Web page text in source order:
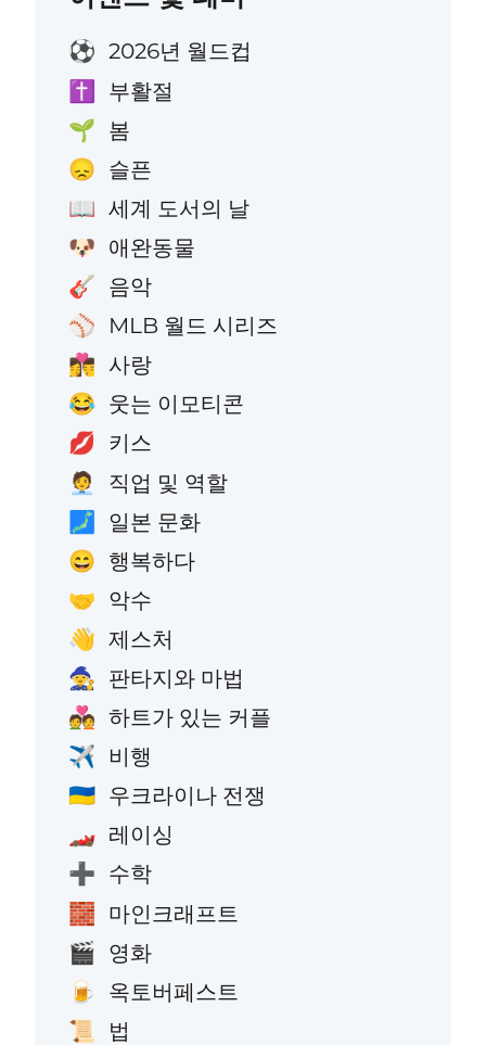
⚽ 2026년 월드컵
✝️ 부활절
🌱 봄
😞 슬픈
📖 세계 도서의 날
🐶 애완동물
🎸 음악
⚾ MLB 월드 시리즈
👩‍❤️‍💋‍👨 사랑
😂 웃는 이모티콘
💋 키스
🧑‍💼 직업 및 역할
🗾 일본 문화
😄 행복하다
🤝 악수
👋 제스처
🧙 판타지와 마법
💑 하트가 있는 커플
✈️ 비행
🇺🇦 우크라이나 전쟁
🏎️ 레이싱
➕ 수학
🧱 마인크래프트
🎬 영화
🍺 옥토버페스트
📜 법